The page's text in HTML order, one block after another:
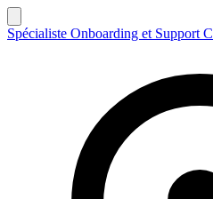
Spécialiste Onboarding et Support